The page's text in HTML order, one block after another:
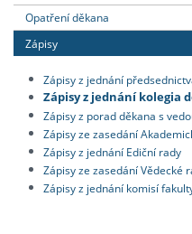
Opatření děkana
Zápisy
Zápisy z jednání
Zápisy z jednání kolegia
Zápisy z porad děkana s
Zápisy ze zasedání
Zápisy z jednání Ediční rady
Zápisy ze zasedání Vědecké
Zápisy z jednání komisí